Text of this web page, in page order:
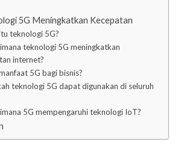
5G Meningkatkan Kecepatan
teknologi 5G?
teknologi 5G meningkatkan
internet?
5G bagi bisnis?
teknologi 5G dapat digunakan di seluruh
5G mempengaruhi teknologi IoT?